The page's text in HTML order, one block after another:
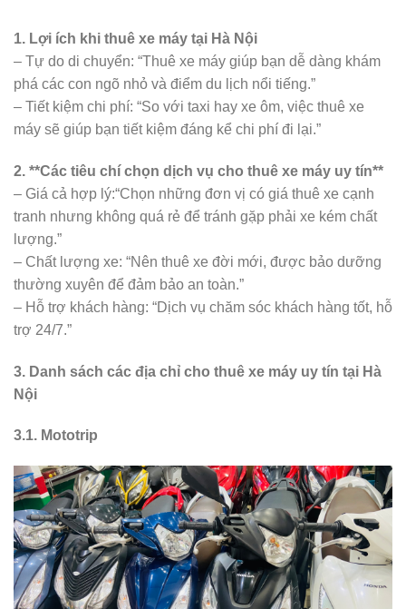
1. Lợi ích khi thuê xe máy tại Hà Nội
– Tự do di chuyển: “Thuê xe máy giúp bạn dễ dàng khám
phá các con ngõ nhỏ và điểm du lịch nổi tiếng.”
– Tiết kiệm chi phí: “So với taxi hay xe ôm, việc thuê xe
máy sẽ giúp bạn tiết kiệm đáng kể chi phí đi lại.”
2. **Các tiêu chí chọn dịch vụ cho thuê xe máy uy tín**
– Giá cả hợp lý:“Chọn những đơn vị có giá thuê xe cạnh
tranh nhưng không quá rẻ để tránh gặp phải xe kém chất
lượng.”
– Chất lượng xe: “Nên thuê xe đời mới, được bảo dưỡng
thường xuyên để đảm bảo an toàn.”
– Hỗ trợ khách hàng: “Dịch vụ chăm sóc khách hàng tốt, hỗ
trợ 24/7.”
3. Danh sách các địa chỉ cho thuê xe máy uy tín tại Hà
Nội
3.1. Mototrip